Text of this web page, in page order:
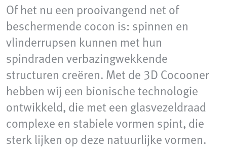
Of het nu een prooivangend net of
beschermende cocon is: spinnen en
vlinderrupsen kunnen met hun
spindraden verbazingwekkende
structuren creëren. Met de 3D Cocooner
hebben wij een bionische technologie
ontwikkeld, die met een glasvezeldraad
complexe en stabiele vormen spint, die
sterk lijken op deze natuurlijke vormen.